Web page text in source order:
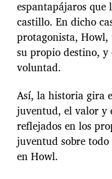
espantapájaros
castillo. En dicho
protagonista, Howl,
su propio destino,
voluntad.
Así, la historia gira
juventud, el valor y
reflejados en los
juventud sobre
en Howl.